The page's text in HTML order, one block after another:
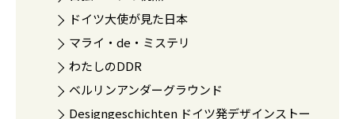
ドイツ大使が見た日本
マライ・de・ミステリ
わたしのDDR
ベルリンアンダーグラウンド
Designgeschichten ドイツ発デザインストー